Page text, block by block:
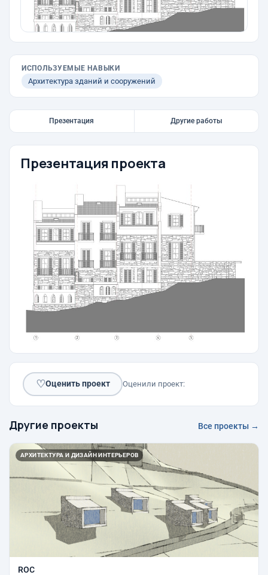
ИСПОЛЬЗУЕМЫЕ НАВЫКИ
Архитектура зданий и сооружений
Презентация Другие работы
Презентация проекта
♡Оценить проект Оценили проект:
Другие проекты Все проекты →
АРХИТЕКТУРА И ДИЗАЙН ИНТЕРЬЕРОВ
ROC